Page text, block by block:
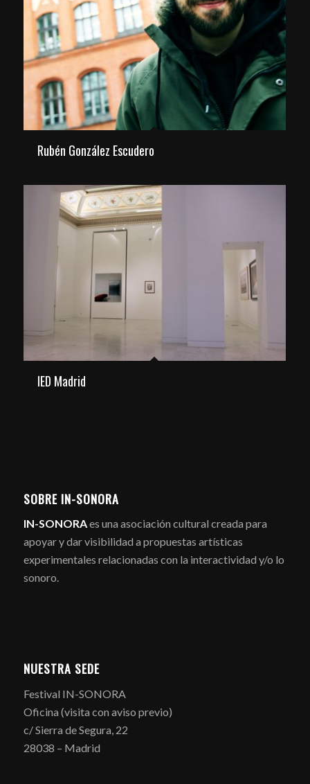
Rubén González Escudero
IED Madrid
SOBRE IN-SONORA
IN-SONORAes una asociación cultural creada para
apoyar y dar visibilidad a propuestas artísticas
experimentales relacionadas con la interactividad y/o lo
sonoro.
NUESTRA SEDE
Festival IN-SONORA
Oficina (visita con aviso previo)
c/ Sierra de Segura, 22
28038 – Madrid